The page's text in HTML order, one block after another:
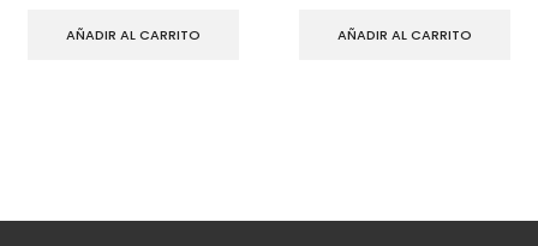
AÑADIR AL CARRITO AÑADIR AL CARRITO